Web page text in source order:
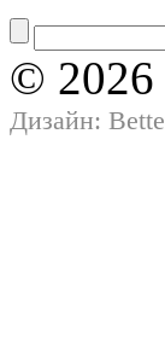
© 2026
Дизайн: